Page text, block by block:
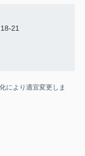
21
により適宜変更しま